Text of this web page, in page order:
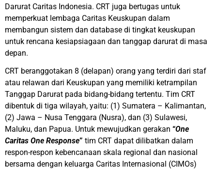
Darurat Caritas Indonesia. CRT juga bertugas untuk
memperkuat lembaga Caritas Keuskupan dalam
membangun sistem dan database di tingkat keuskupan
untuk rencana kesiapsiagaan dan tanggap darurat di masa
depan.
CRT beranggotakan 8 (delapan) orang yang terdiri dari staf
atau relawan dari Keuskupan yang memiliki ketrampilan
Tanggap Darurat pada bidang-bidang tertentu. Tim CRT
dibentuk di tiga wilayah, yaitu: (1) Sumatera – Kalimantan,
(2) Jawa – Nusa Tenggara (Nusra), dan (3) Sulawesi,
Maluku, dan Papua. Untuk mewujudkan gerakan “One
Caritas One Response” tim CRT dapat dilibatkan dalam
respon-respon kebencanaan skala regional dan nasional
bersama dengan keluarga Caritas Internasional (CIMOs)